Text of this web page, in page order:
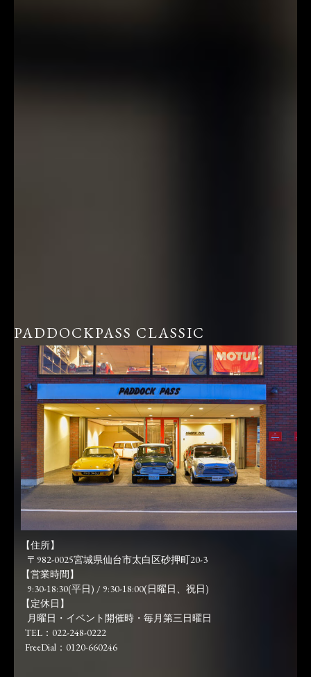
PADDOCKPASS CLASSIC
【住所】
〒982-0025宮城県仙台市太白区砂押町20-3
【営業時間】
9:30-18:30(平日) / 9:30-18:00(日曜日、祝日)
【定休日】
月曜日・イベント開催時・毎月第三日曜日
TEL：022-248-0222
FreeDial：0120-660246